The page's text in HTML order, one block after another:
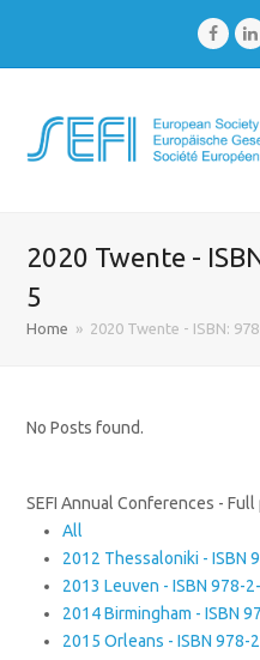
2020 Twente -
5
Home » 2020 Twente - ISBN:
No Posts found.
SEFI Annual Conferences - Full
All
2012 Thessaloniki - ISBN
2013 Leuven - ISBN 978-
2014 Birmingham - ISBN
2015 Orleans - ISBN 978-